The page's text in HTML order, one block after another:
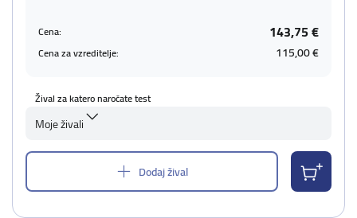
Cena: 143,75 €
Cena za vzreditelje: 115,00 €
Žival za katero naročate test
Moje živali
Dodaj žival